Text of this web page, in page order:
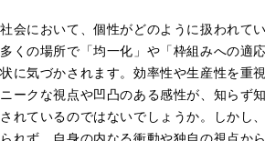
社会において、個性がどのように扱われて
多くの場所で「均一化」や「枠組みへの適
状に気づかされます。効率性や生産性を重
ニークな視点や凹凸のある感性が、知らず
されているのではないでしょうか。しかし